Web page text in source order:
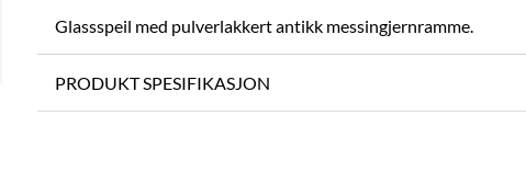
Glassspeil med pulverlakkert antikk messingjernramme.
PRODUKT SPESIFIKASJON